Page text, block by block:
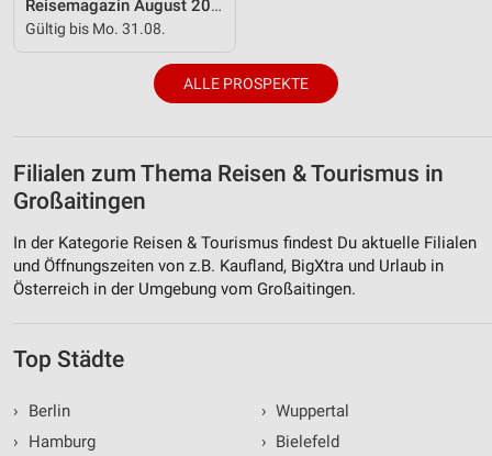
Reisemagazin August 2026
Gültig bis Mo. 31.08.
ALLE PROSPEKTE
Filialen zum Thema Reisen & Tourismus in
Großaitingen
In der Kategorie Reisen & Tourismus findest Du aktuelle Filialen
und Öffnungszeiten von z.B. Kaufland, BigXtra und Urlaub in
Österreich in der Umgebung vom Großaitingen.
Top Städte
›
Berlin
›
Hamburg
› Wuppertal
› Bielefeld
Verwendung genauer Standortdaten
Informationen identifizieren
Performance
Funktional
Werbung